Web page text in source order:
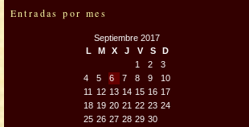
Entradas por mes
Septiembre 2017
L
M X J V S D
1 2
3
4
5 6 7 8 9
10
11
12 13 14 15 16 17
18 19 20 21 22 23 24
25 26 27 28 29 30